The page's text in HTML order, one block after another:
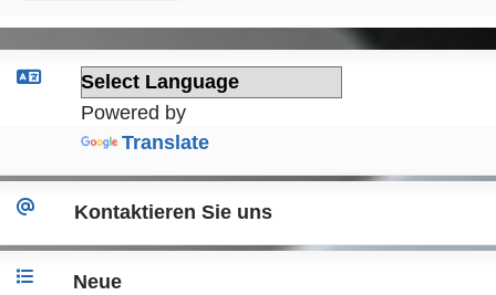
Powered by
Translate
Kontaktieren Sie uns
Neue